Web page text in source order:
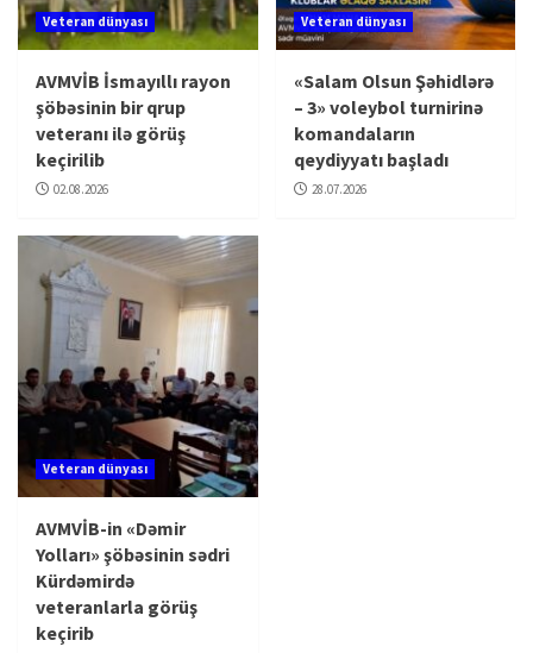
Veteran dünyası
AVMVİB İsmayıllı rayon
şöbəsinin bir qrup
veteranı ilə görüş
keçirilib
02.08.2026
Veteran dünyası
«Salam Olsun Şəhidlərə
– 3» voleybol turnirinə
komandaların
qeydiyyatı başladı
28.07.2026
Veteran dünyası
AVMVİB-in «Dəmir
Yolları» şöbəsinin sədri
Kürdəmirdə
veteranlarla görüş
keçirib